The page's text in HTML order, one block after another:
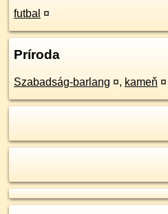
futbal ¤
Príroda
Szabadság-barlang ¤, kameň ¤